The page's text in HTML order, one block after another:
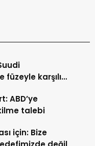
füzeyle karşılık
ABD’ye
talebi
Bize